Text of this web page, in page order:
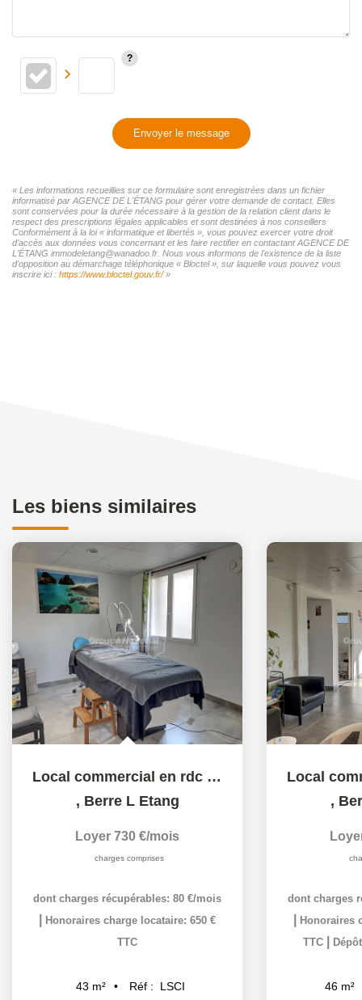
Envoyer le message
« Les informations recueillies sur ce formulaire sont enregistrées dans un fichier
informatisé par AGENCE DE L'ÉTANG pour gérer votre demande de contact. Elles
sont conservées pour la durée nécessaire à la gestion de la relation client dans le
respect des prescriptions légales applicables et sont destinées à nos conseillers
Conformément à la loi « informatique et libertés », vous pouvez exercer votre droit
d'accès aux données vous concernant et les faire rectifier en contactant AGENCE DE
L'ÉTANG immodeletang@wanadoo.fr. Nous vous informons de l'existence de la liste
d'opposition au démarchage téléphonique « Bloctel », sur laquelle vous pouvez vous
inscrire ici : https://www.bloctel.gouv.fr/»
Les biens similaires
Local commercial en rdc de 43,18 m² proche centre ville...
, Berre L Etang
Loyer 730 €/mois
charges comprises
dont charges récupérables: 80 €/mois
Honoraires charge locataire: 650 €
TTC
43 m² Réf : LSCI
,
dont charges
Honoraires
TTC
46 m²